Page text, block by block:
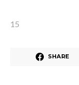
15
SHARE